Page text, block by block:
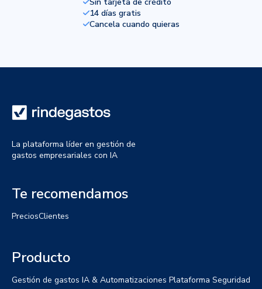
14 días gratis
Cancela cuando quieras
La plataforma líder en gestión de
gastos empresariales con IA
Te recomendamos
PreciosClientes
Producto
Gestión de gastos IA & Automatizaciones Plataforma Seguridad